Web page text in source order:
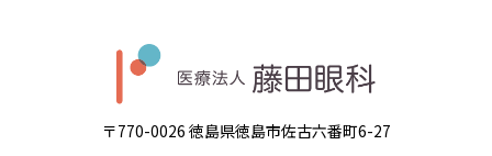
〒770-0026 徳島県徳島市佐古六番町6-27